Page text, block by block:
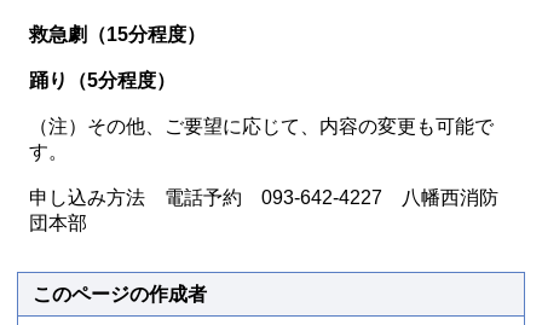
救急劇（15分程度）
踊り（5分程度）
（注）その他、ご要望に応じて、内容の変更も可能で
す。
申し込み方法 電話予約 093-642-4227 八幡西消防
団本部
このページの作成者